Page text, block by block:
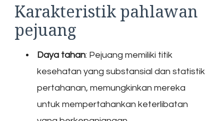
Karakteristik pahlawan
pejuang
Daya tahan: Pejuang memiliki titik
kesehatan yang substansial dan statistik
pertahanan, memungkinkan mereka
untuk mempertahankan keterlibatan